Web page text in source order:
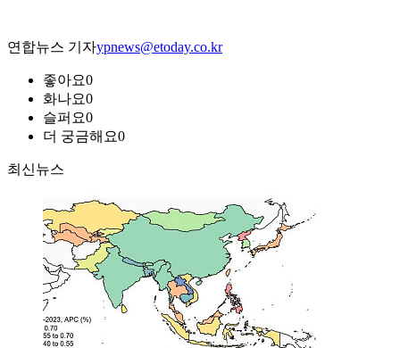
연합뉴스 기자ypnews@etoday.co.kr
좋아요0
화나요0
슬퍼요0
더 궁금해요0
최신뉴스